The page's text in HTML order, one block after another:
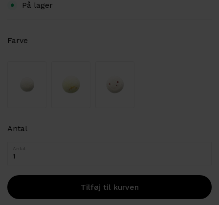
På lager
Farve
Antal
Antal